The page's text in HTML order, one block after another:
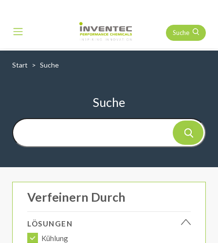
Main Navigation Suche
Start Suche
Suche
Verfeinern Durch
LÖSUNGEN
Kühlung